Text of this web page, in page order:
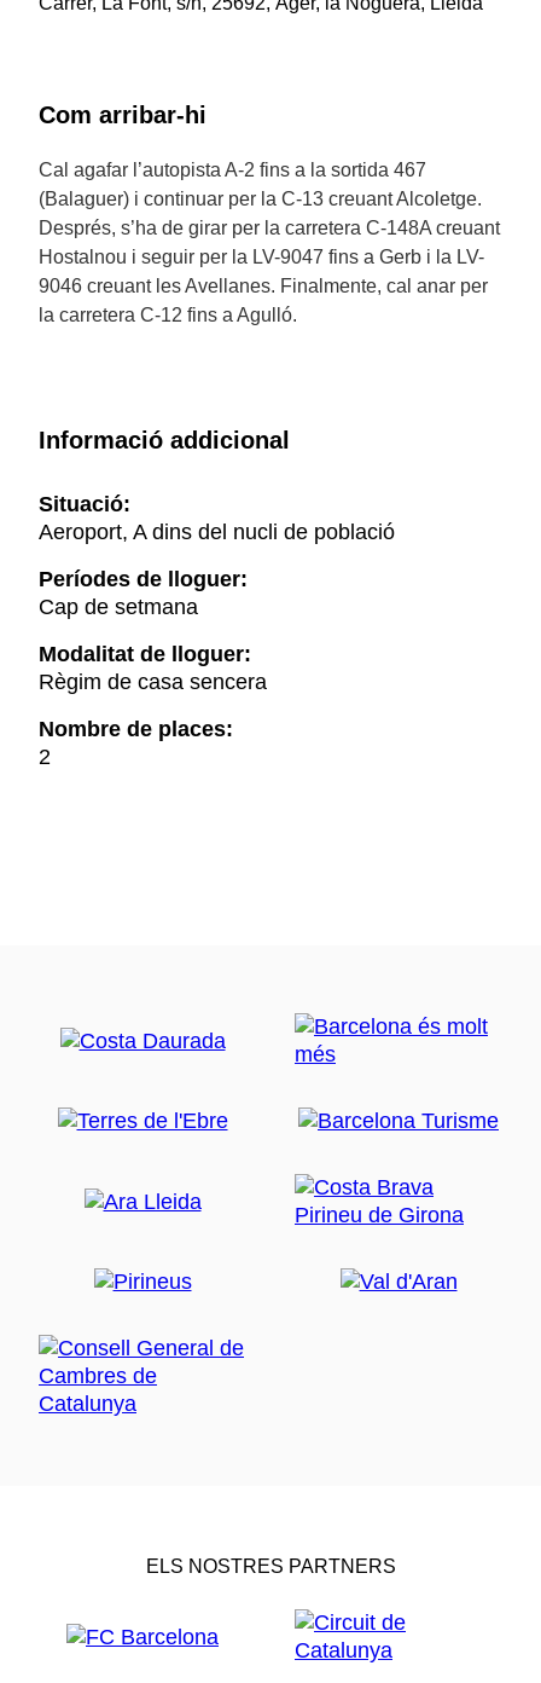
Com arribar-hi
Cal agafar l’autopista A-2 fins a la sortida 467
(Balaguer) i continuar per la C-13 creuant Alcoletge.
Després, s’ha de girar per la carretera C-148A creuant
Hostalnou i seguir per la LV-9047 fins a Gerb i la LV-
9046 creuant les Avellanes. Finalmente, cal anar per
la carretera C-12 fins a Agulló.
Informació addicional
Situació:
Aeroport, A dins del nucli de població
Períodes de lloguer:
Cap de setmana
Modalitat de lloguer:
Règim de casa sencera
Nombre de places:
2
ELS NOSTRES PARTNERS